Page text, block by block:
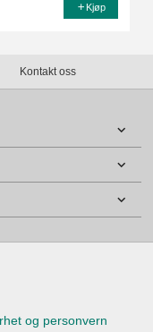
Kjøp
Kontakt oss
og personvern